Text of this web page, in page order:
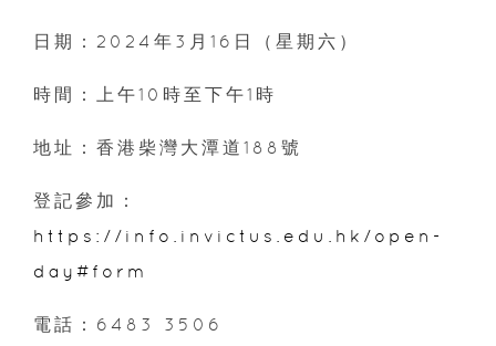
日期：2024年3月16日（星期六）
時間：上午10時至下午1時
地址：香港柴灣大潭道188號
登記參加：
https://info.invictus.edu.hk/open-
day#form
電話：6483 3506